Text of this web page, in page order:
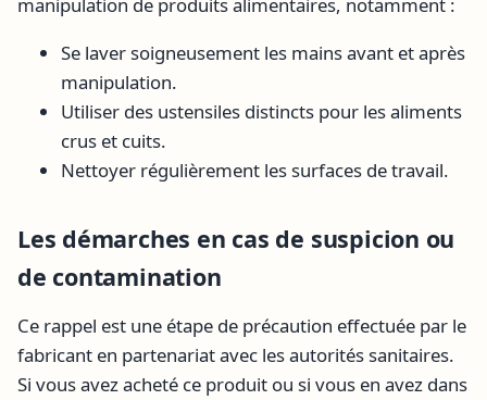
Se laver soigneusement les mains avant et après
manipulation.
Utiliser des ustensiles distincts pour les aliments
crus et cuits.
Nettoyer régulièrement les surfaces de travail.
Les démarches en cas de suspicion ou
de contamination
Ce rappel est une étape de précaution effectuée par le
fabricant en partenariat avec les autorités sanitaires.
Si vous avez acheté ce produit ou si vous en avez dans